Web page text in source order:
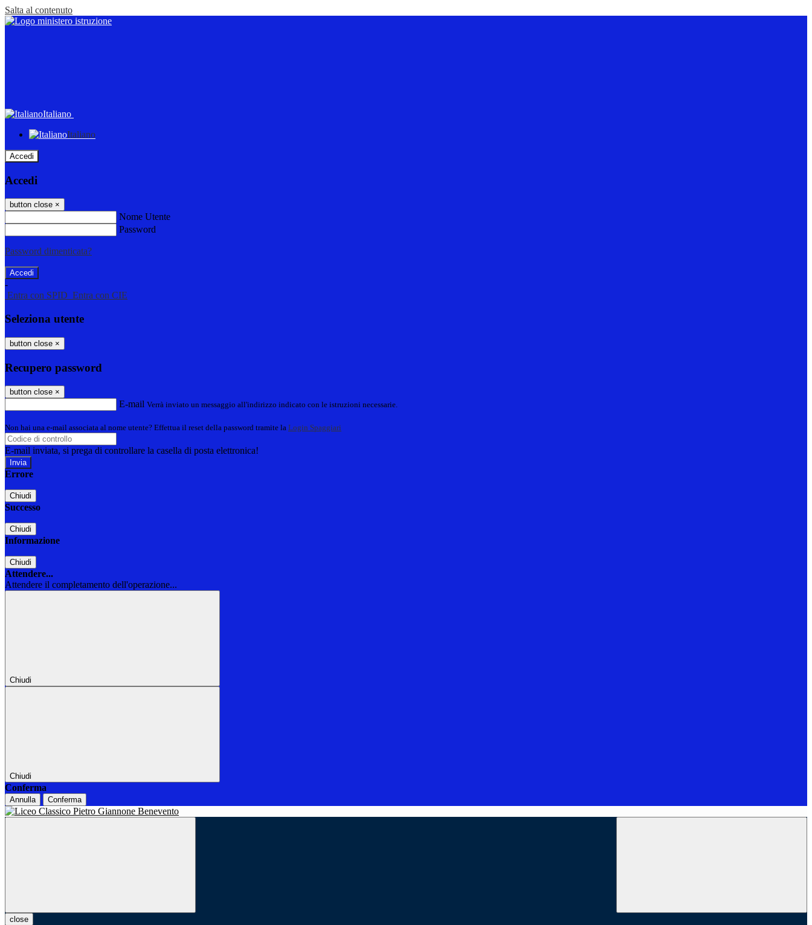
Salta al contenuto
Italiano
Italiano
Accedi
Accedi
button close ×
Nome Utente
Password
Password dimenticata?
-
Entra con SPID Entra con CIE
Seleziona utente
button close ×
Recupero password
button close ×
E-mail Verrà inviato un messaggio all'indirizzo indicato con le istruzioni necessarie.
Non hai una e-mail associata al nome utente? Effettua il reset della password tramite la Login Spaggiari
E-mail inviata, si prega di controllare la casella di posta elettronica!
Errore
Chiudi
Successo
Chiudi
Informazione
Chiudi
Attendere...
Attendere il completamento dell'operazione...
Chiudi
Chiudi
Conferma
Annulla Conferma
close